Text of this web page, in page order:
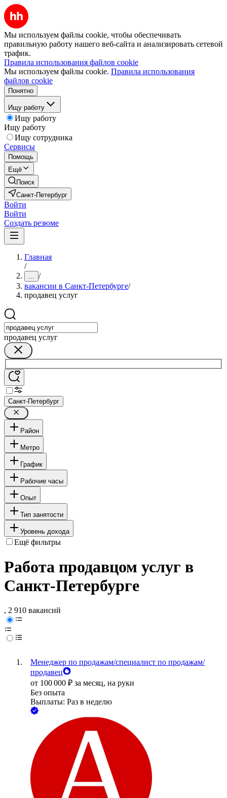
Мы используем файлы cookie, чтобы обеспечивать
правильную работу нашего веб-сайта и анализировать сетевой
трафик.
Правила использования файлов cookie
Мы используем файлы cookie. Правила использования
файлов cookie
Понятно
Ищу работу
Ищу работу
Ищу работу
Ищу сотрудника
Сервисы
Помощь
Ещё
Поиск
Санкт-Петербург
Войти
Войти
Создать резюме
Главная
/
... /
вакансии в Санкт-Петербурге/
продавец услуг
продавец услуг
Санкт-Петербург
Район
Метро
График
Рабочие часы
Опыт
Тип занятости
Уровень дохода
Ещё фильтры
Работа продавцом услуг в
Санкт-Петербурге
, 2 910 вакансий
Менеджер по продажам/специалист по продажам/
продавец
от 100 000 ₽ за месяц, на руки
Без опыта
Выплаты: Раз в неделю